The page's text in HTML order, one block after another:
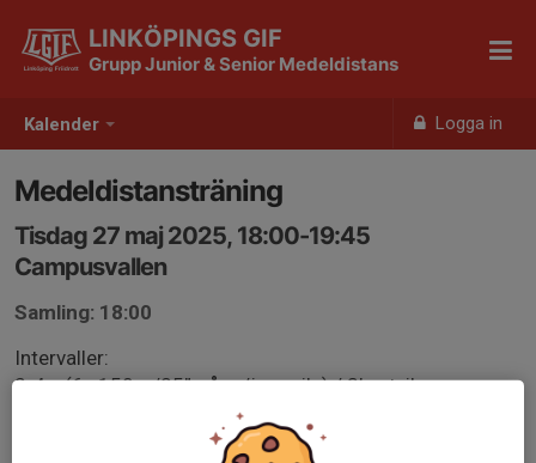
Kalender Logga in
LINKÖPINGS GIF
Grupp Junior & Senior Medeldistans
Medeldistansträning
Tisdag 27 maj 2025, 18:00-19:45
Campusvallen
Samling: 18:00
Intervaller:
2-4 x (6x 150m/25” gång/joggvila) / 3’ setvila